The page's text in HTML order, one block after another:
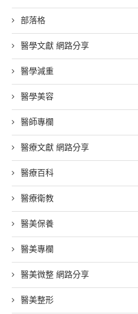
部落格
醫學文獻 網路分享
醫學減重
醫學美容
醫師專欄
醫療文獻 網路分享
醫療百科
醫療衛教
醫美保養
醫美專欄
醫美微整 網路分享
醫美整形